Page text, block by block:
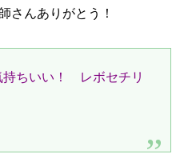
さんありがとう！
持ちいい！ レボセチリ